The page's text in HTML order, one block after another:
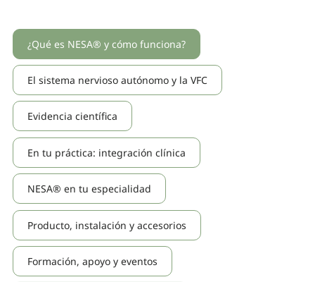
¿Qué es NESA® y cómo funciona?
El sistema nervioso autónomo y la VFC
Evidencia científica
En tu práctica: integración clínica
NESA® en tu especialidad
Producto, instalación y accesorios
Formación, apoyo y eventos